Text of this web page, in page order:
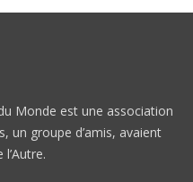
Monde est une association
un groupe d’amis, avaient